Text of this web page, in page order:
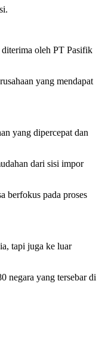
diterima oleh PT Pasifik
yang mendapat
yang dipercepat dan
dari sisi impor
berfokus pada proses
tapi juga ke luar
negara yang tersebar di